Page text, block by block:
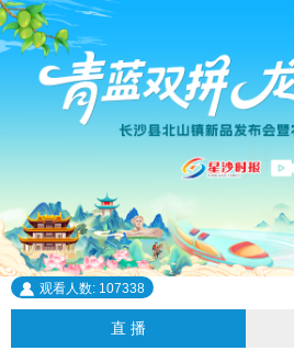
观看人数: 107338
直 播